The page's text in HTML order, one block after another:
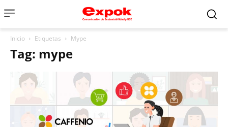
Inicio Etiquetas Mype
Tag: mype